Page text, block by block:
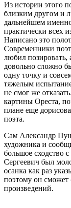
Из истории этого
близким другом и
дальнейшем
практически всех
Написано это
Современники
любил позировать,
довольно сложно
одну точку и
тяжелым
не смог же
картины Ореста,
плане еще
поэта.
Сам Александр
художника и
большое сходство
Сергеевич был
осанка как раз
поэтому он сможет
произведений.